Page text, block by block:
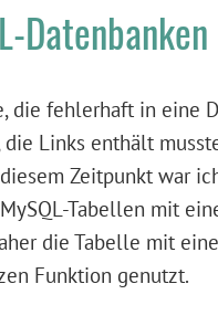
Datenbanken
die fehlerhaft in eine
Links enthält
Zeitpunkt war
Tabellen mit
die Tabelle mit
Funktion genutzt.